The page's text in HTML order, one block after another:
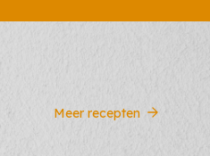
Meer recepten